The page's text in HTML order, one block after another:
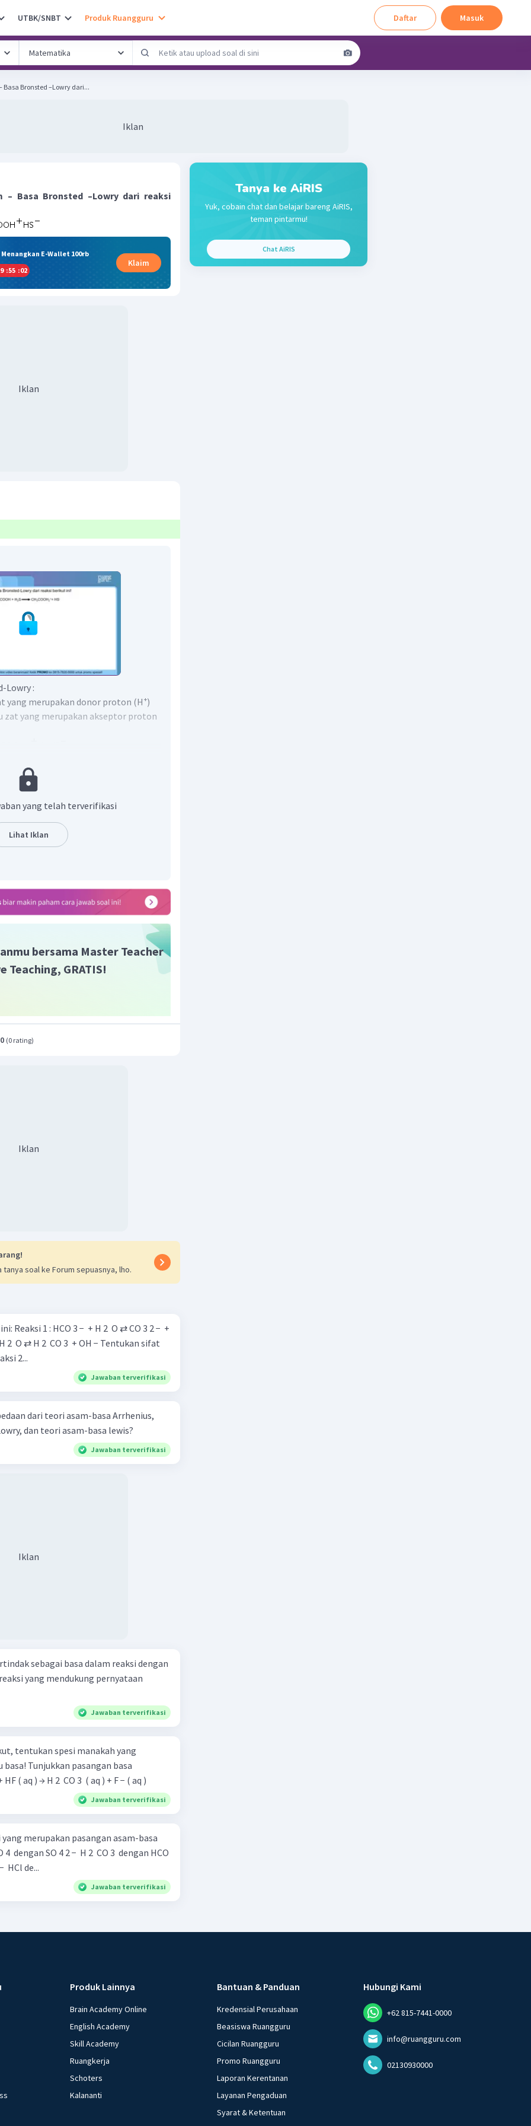
UTBK/SNBT Produk Ruangguru Daftar Masuk
Bronsted –Lowry dari...
Iklan
– Basa Bronsted –Lowry dari reaksi
E-Wallet 100rb
:55 :01
Klaim
Iklan
Lowry :
yang merupakan donor proton (H⁺)
zat yang merupakan akseptor proton
memberikan proton
menerima proton
sehingga
seperti berikut:
yang telah terverifikasi
Lihat Iklan
bersama Master Teacher
Teaching, GRATIS!
(0 rating)
Iklan
tanya soal ke Forum sepuasnya, lho.
2 − ​ +
2 ​ CO 3 ​ + OH − Tentukan sifat
2...
Jawaban terverifikasi
dari teori asam-basa Arrhenius,
dan teori asam-basa lewis?
Jawaban terverifikasi
Iklan
sebagai basa dalam reaksi dengan
yang mendukung pernyataan
Jawaban terverifikasi
tentukan spesi manakah yang
Tunjukkan pasangan basa
( aq ) + HF ( aq ) → H 2 ​ CO 3 ​ ( aq ) + F − ( aq )
Jawaban terverifikasi
merupakan pasangan asam-basa
3 − ​ H 3 ​ PO 4 ​ dengan PO 4 3 − ​ HCl de...
Jawaban terverifikasi
Tanya ke AiRIS
Yuk, cobain chat dan belajar bareng AiRIS,
teman pintarmu!
Chat AiRIS
Produk Lainnya
Brain Academy Online
English Academy
Skill Academy
Ruangkerja
Schoters
Kalananti
Bantuan & Panduan
Kredensial Perusahaan
Beasiswa Ruangguru
Cicilan Ruangguru
Promo Ruangguru
Laporan Kerentanan
Layanan Pengaduan
Syarat & Ketentuan
Hubungi Kami
+62 815-7441-0000
info@ruangguru.com
02130930000